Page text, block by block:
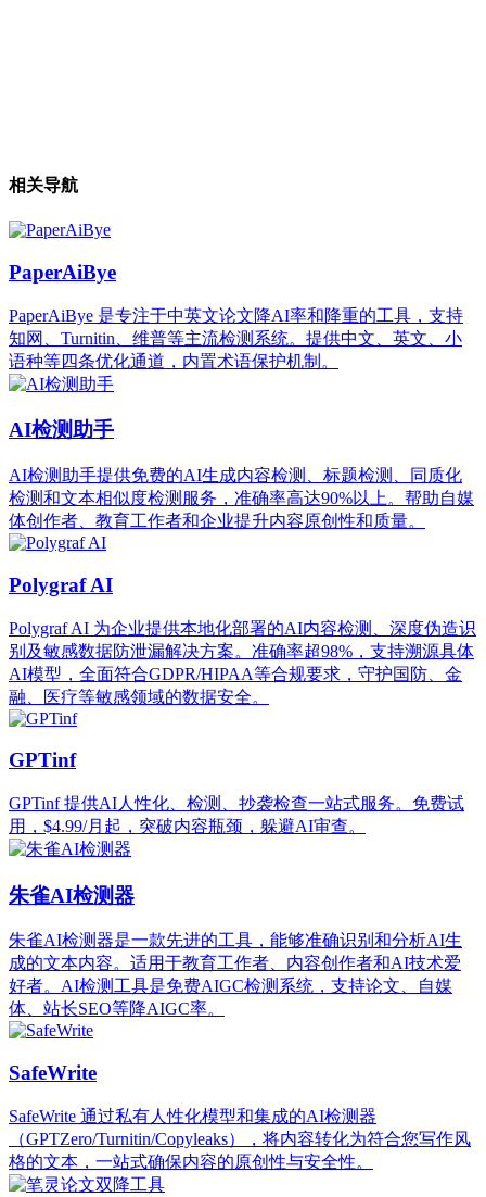
相关导航
PaperAiBye
PaperAiBye 是专注于中英文论文降AI率和降重的工具，支持
知网、Turnitin、维普等主流检测系统。提供中文、英文、小
语种等四条优化通道，内置术语保护机制。
AI检测助手
AI检测助手提供免费的AI生成内容检测、标题检测、同质化
检测和文本相似度检测服务，准确率高达90%以上。帮助自媒
体创作者、教育工作者和企业提升内容原创性和质量。
Polygraf AI
Polygraf AI 为企业提供本地化部署的AI内容检测、深度伪造识
别及敏感数据防泄漏解决方案。准确率超98%，支持溯源具体
AI模型，全面符合GDPR/HIPAA等合规要求，守护国防、金
融、医疗等敏感领域的数据安全。
GPTinf
GPTinf 提供AI人性化、检测、抄袭检查一站式服务。免费试
用，$4.99/月起，突破内容瓶颈，躲避AI审查。
朱雀AI检测器
朱雀AI检测器是一款先进的工具，能够准确识别和分析AI生
成的文本内容。适用于教育工作者、内容创作者和AI技术爱
好者。AI检测工具是免费AIGC检测系统，支持论文、自媒
体、站长SEO等降AIGC率。
SafeWrite
SafeWrite 通过私有人性化模型和集成的AI检测器
（GPTZero/Turnitin/Copyleaks），将内容转化为符合您写作风
格的文本，一站式确保内容的原创性与安全性。